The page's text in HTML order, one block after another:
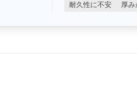
耐久性に不安
厚み